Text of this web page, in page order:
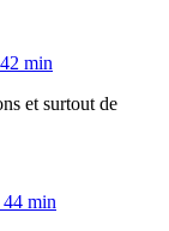
min
et surtout de
44 min